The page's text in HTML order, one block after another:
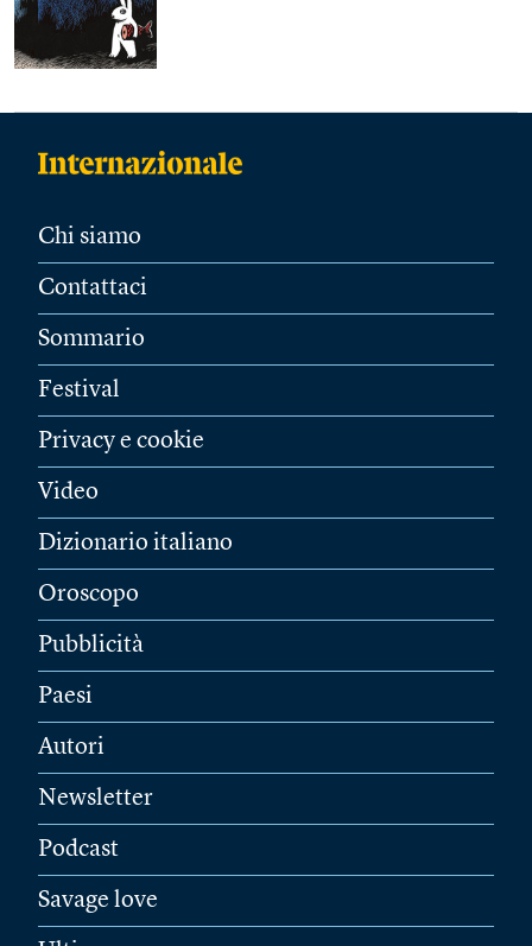
Chi siamo
Contattaci
Sommario
Festival
Privacy e cookie
Video
Dizionario italiano
Oroscopo
Pubblicità
Paesi
Autori
Newsletter
Podcast
Savage love